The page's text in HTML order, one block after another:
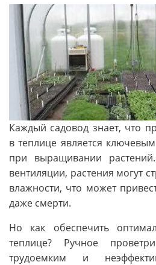
Каждый садовод знает, что
в теплице является
при выращивании
вентиляции, растения могут
влажности, что может
даже смерти.
Но как обеспечить
теплице? Ручное
трудоемким и